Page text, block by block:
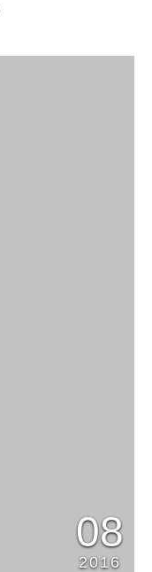
08
2016